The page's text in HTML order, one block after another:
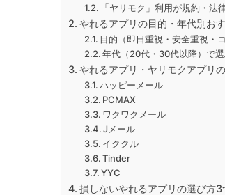
「ヤリモク」利用が規約・法
やれるアプリの目的・年代別お
目的（即日重視・安全重視・
年代（20代・30代以降）で
やれるアプリ・ヤリモクアプリ
ハッピーメール
PCMAX
ワクワクメール
Jメール
イククル
Tinder
YYC
損しないやれるアプリの選び方3